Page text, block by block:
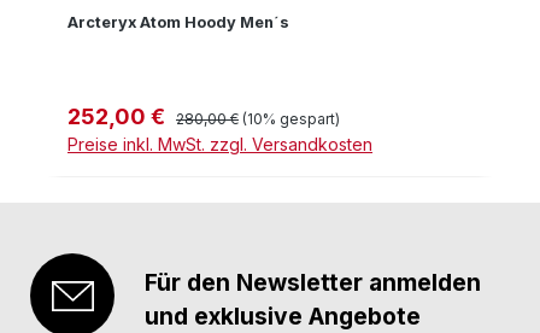
Arcteryx Atom Hoody Men´s
Verkaufspreis:
252,00 € Regulärer Preis:
280,00 € (10% gespart)
Preise inkl. MwSt. zzgl. Versandkosten
Für den Newsletter anmelden
und exklusive Angebote